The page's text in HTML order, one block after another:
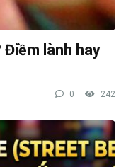
Điềm lành hay
0 242